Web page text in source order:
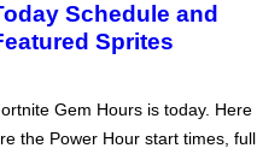
Schedule and
Sprites
Gem Hours is today. Here
the Power Hour start times, full